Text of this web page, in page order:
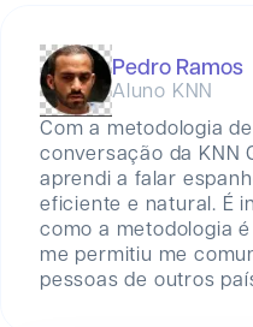
Pedro Ramos
Aluno KNN
Com a metodologia de
conversação da KNN
aprendi a falar
eficiente e natural. É
como a metodologia
me permitiu me
pessoas de outros